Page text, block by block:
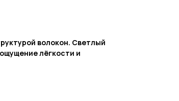
волокон. Светлый
лёгкости и